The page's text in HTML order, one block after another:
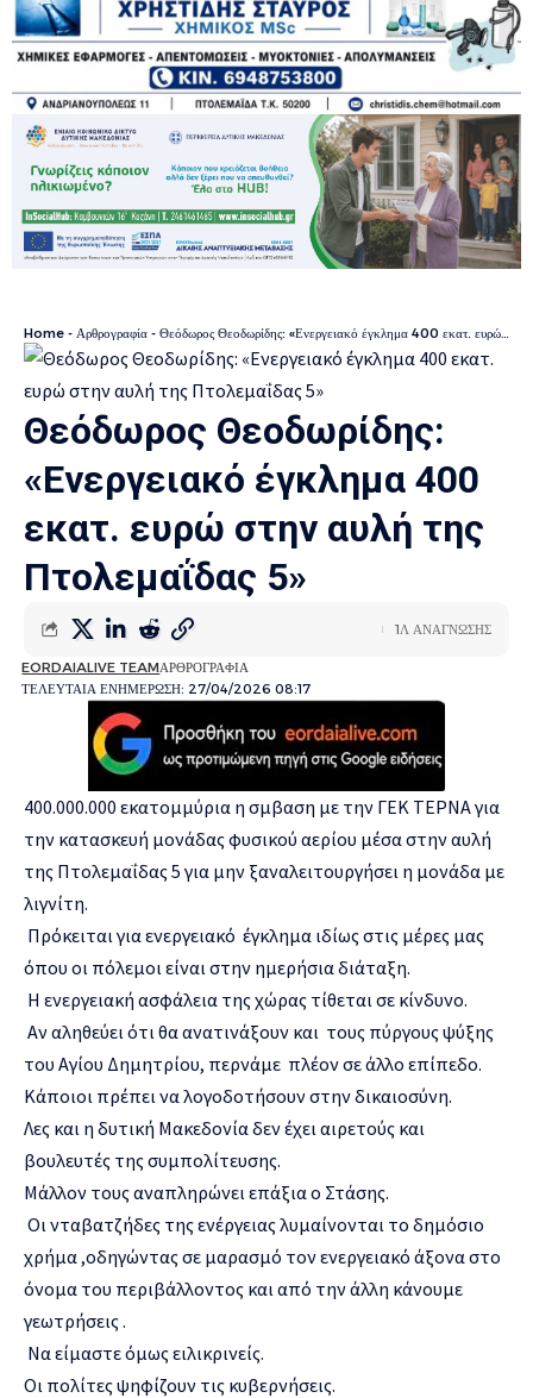
Home - Αρθρογραφία - Θεόδωρος Θεοδωρίδης: «Ενεργειακό έγκλημα 400 εκατ. ευρώ στην αυλή της Πτολεμαΐδας 5»
Θεόδωρος Θεοδωρίδης:
«Ενεργειακό έγκλημα 400
εκατ. ευρώ στην αυλή της
Πτολεμαΐδας 5»
ΤΕΛΕΥΤΑΙΑ ΕΝΗΜΕΡΩΣΗ: 27/04/2026 08:17
EORDAIALIVE TEAMΑΡΘΡΟΓΡΑΦΙΑ
1Λ ΑΝΑΓΝΩΣΗΣ
400.000.000 εκατομμύρια η σμβαση με την ΓΕΚ ΤΕΡΝΑ για
την κατασκευή μονάδας φυσικού αερίου μέσα στην αυλή
της Πτολεμαΐδας 5 για μην ξαναλειτουργήσει η μονάδα με
λιγνίτη.
Πρόκειται για ενεργειακό έγκλημα ιδίως στις μέρες μας
όπου οι πόλεμοι είναι στην ημερήσια διάταξη.
Η ενεργειακή ασφάλεια της χώρας τίθεται σε κίνδυνο.
Αν αληθεύει ότι θα ανατινάξουν και τους πύργους ψύξης
του Αγίου Δημητρίου, περνάμε πλέον σε άλλο επίπεδο.
Κάποιοι πρέπει να λογοδοτήσουν στην δικαιοσύνη.
Λες και η δυτική Μακεδονία δεν έχει αιρετούς και
βουλευτές της συμπολίτευσης.
Μάλλον τους αναπληρώνει επάξια ο Στάσης.
Οι νταβατζήδες της ενέργειας λυμαίνονται το δημόσιο
χρήμα ,οδηγώντας σε μαρασμό τον ενεργειακό άξονα στο
όνομα του περιβάλλοντος και από την άλλη κάνουμε
γεωτρήσεις .
Να είμαστε όμως ειλικρινείς.
Οι πολίτες ψηφίζουν τις κυβερνήσεις.